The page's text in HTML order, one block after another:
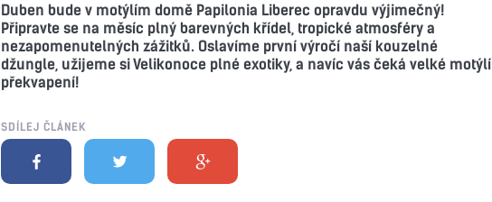
Duben bude v motýlím domě Papilonia Liberec opravdu výjimečný!
Připravte se na měsíc plný barevných křídel, tropické atmosféry a
nezapomenutelných zážitků. Oslavíme první výročí naší kouzelné
džungle, užijeme si Velikonoce plné exotiky, a navíc vás čeká velké motýlí
překvapení!
SDÍLEJ ČLÁNEK